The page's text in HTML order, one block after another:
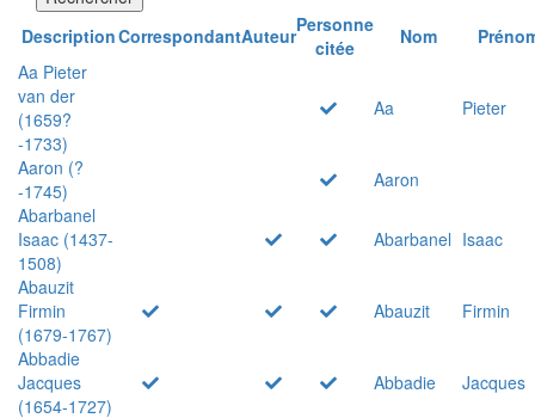
DescriptionCorrespondantAuteurPersonne
citée
Nom
Aa Pieter
van der
(1659?
-1733)
Aa Pieter
Aaron (?
-1745)
Aaron
Abarbanel
Isaac (1437-
1508)
Abarbanel Isaac
Abauzit
Firmin
(1679-1767)
Abauzit
Firmin
Abbadie
Jacques
(1654-1727)
Abbadie
Jacques